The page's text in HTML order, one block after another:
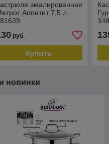
эмалированная
Аппетит 7,5 л
руб.
Купить
новинки